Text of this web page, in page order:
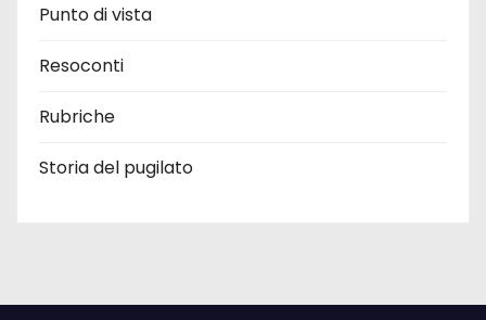
Punto di vista
Resoconti
Rubriche
Storia del pugilato